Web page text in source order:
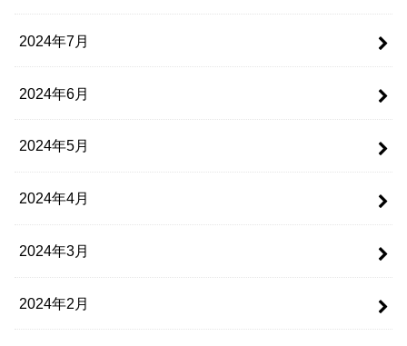
2024年7月
2024年6月
2024年5月
2024年4月
2024年3月
2024年2月